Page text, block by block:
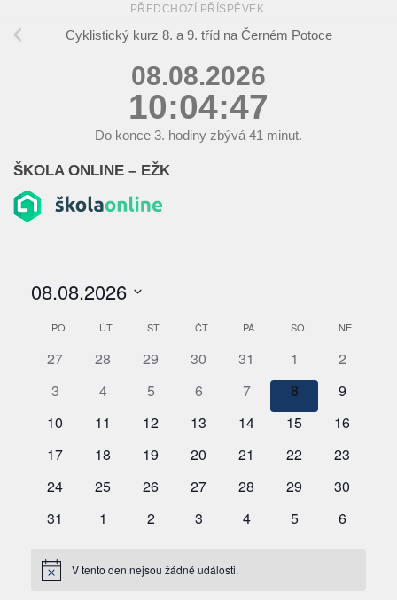
PŘEDCHOZÍ PŘÍSPĚVEK
Cyklistický kurz 8. a 9. tříd na Černém Potoce
08.08.2026
10:04:47
Do konce 3. hodiny zbývá 41 minut.
ŠKOLA ONLINE – EŽK